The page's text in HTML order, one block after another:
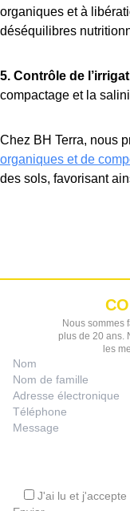
organiques et à
déséquilibres
5. Contrôle de
compactage et la
Chez BH Terra, nous
organiques et de
des sols, favorisant
Nous sommes
plus de 20 ans.
les
J'ai lu et j'accepte